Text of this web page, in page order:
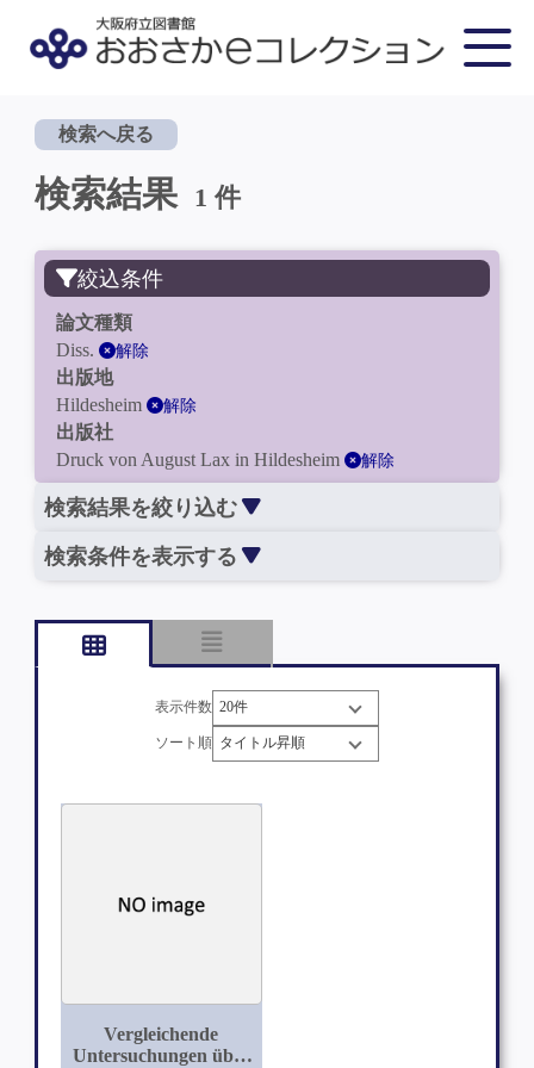
検索へ戻る
検索結果 1 件
絞込条件
論文種類
Diss.
解除
出版地
Hildesheim
解除
出版社
Druck von August Lax in Hildesheim
解除
検索結果を絞り込む
検索条件を表示する
表示件数
ソート順
Vergleichende
Untersuchungen über